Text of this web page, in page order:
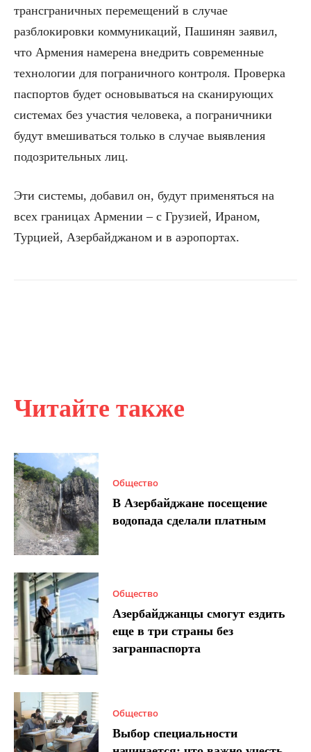
Читайте также
Общество
В Азербайджане посещение
водопада сделали платным
Общество
Азербайджанцы смогут ездить
еще в три страны без
загранпаспорта
Общество
Выбор специальности
трансграничных перемещений в случае
разблокировки коммуникаций, Пашинян заявил,
что Армения намерена внедрить современные
технологии для пограничного контроля. Проверка
паспортов будет основываться на сканирующих
системах без участия человека, а пограничники
будут вмешиваться только в случае выявления
подозрительных лиц.
Эти системы, добавил он, будут применяться на
всех границах Армении – с Грузией, Ираном,
Турцией, Азербайджаном и в аэропортах.